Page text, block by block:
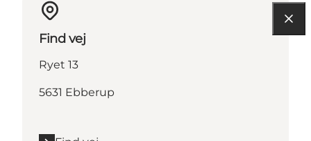
Find vej
Ryet 13
5631 Ebberup